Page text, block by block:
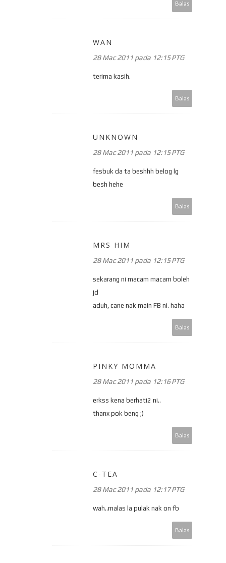
Balas
WAN
28 Mac 2011 pada 12:15 PTG
terima kasih.
Balas
UNKNOWN
28 Mac 2011 pada 12:15 PTG
fesbuk da ta beshhh belog lg
besh hehe
Balas
MRS HIM
28 Mac 2011 pada 12:15 PTG
sekarang ni macam macam boleh
jd
aduh, cane nak main FB ni. haha
Balas
PINKY MOMMA
28 Mac 2011 pada 12:16 PTG
erkss kena berhati2 ni..
thanx pok beng ;)
Balas
C-TEA
28 Mac 2011 pada 12:17 PTG
wah..malas la pulak nak on fb
Balas